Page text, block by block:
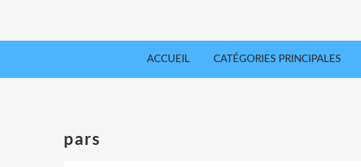
ACCUEIL CATÉGORIES PRINCIPALES
pars